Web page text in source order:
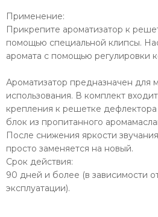
Применение:
Прикрепите ароматизатор к
помощью специальной клипсы.
аромата с помощью регулировки
Ароматизатор предназначен для
использования. В комплект
крепления к решетке
блок из пропитанного
После снижения яркости
просто заменяется на новый.
Срок действия:
90 дней и более (в зависимости
эксплуатации).